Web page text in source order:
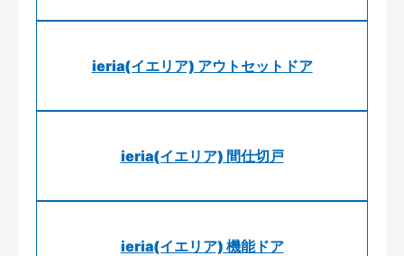
ieria(イエリア) アウトセットドア
ieria(イエリア) 間仕切戸
ieria(イエリア) 機能ドア